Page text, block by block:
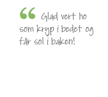
Glad vert ho
som kryp i bedet og
får sol i baken!